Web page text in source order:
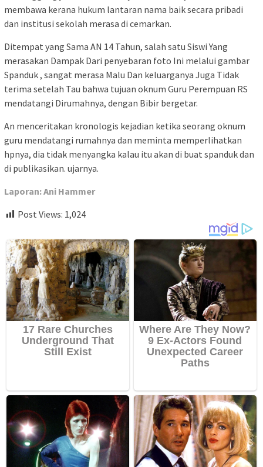
membawa kerana hukum lantaran nama baik secara pribadi
dan institusi sekolah merasa di cemarkan.
Ditempat yang Sama AN 14 Tahun, salah satu Siswi Yang
merasakan Dampak Dari penyebaran foto Ini melalui gambar
Spanduk , sangat merasa Malu Dan keluarganya Juga Tidak
terima setelah Tau bahwa tujuan oknum Guru Perempuan RS
mendatangi Dirumahnya, dengan Bibir bergetar.
An menceritakan kronologis kejadian ketika seorang oknum
guru mendatangi rumahnya dan meminta memperlihatkan
hpnya, dia tidak menyangka kalau itu akan di buat spanduk dan
di publikasikan. ujarnya.
Laporan: Ani Hammer
Post Views: 1,024